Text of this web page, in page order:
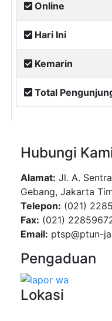
Online
Hari Ini
Kemarin
Total
Hubungi
Alamat: Jl. A.
Gebang, Jakarta
Telepon: (021)
Fax: (021)
Email: ptsp@ptun-
Pengaduan
Lokasi